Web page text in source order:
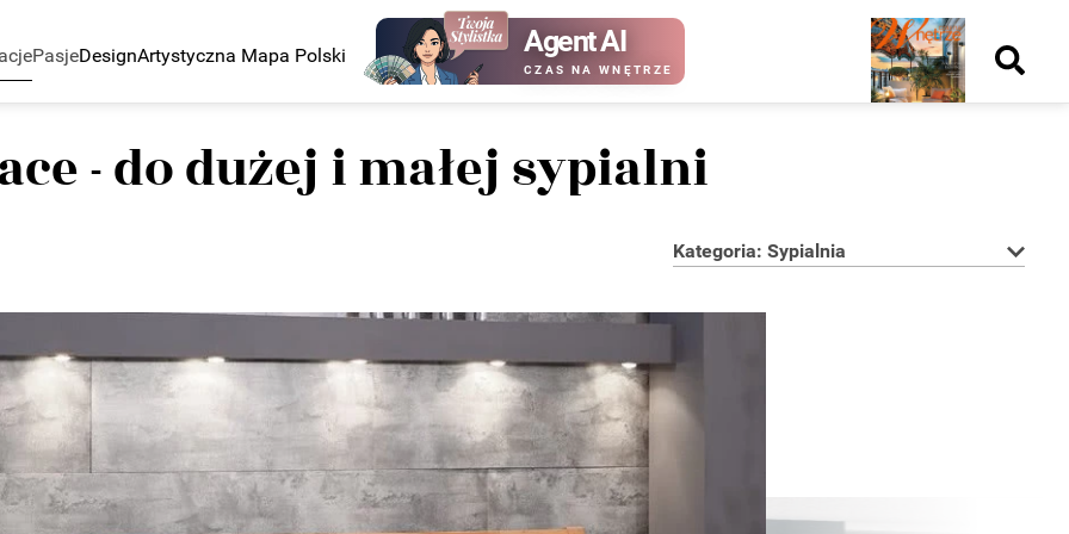
PasjeDesignArtystyczna Mapa Polski Agent AI
CZAS NA WNĘTRZE
Nowy
numer
kup ten
- do dużej i małej sypialni
Kategoria: Sypialnia